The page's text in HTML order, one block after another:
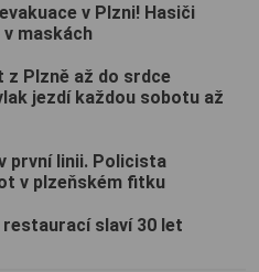
v Plzni! Hasiči
maskách
z Plzně až do srdce
jezdí každou sobotu až
první linii. Policista
v plzeňském fitku
slaví 30 let